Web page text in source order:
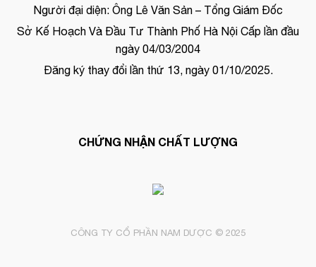
Người đại diện: Ông Lê Văn Sản – Tổng Giám Đốc
Sở Kế Hoạch Và Đầu Tư Thành Phố Hà Nội Cấp lần đầu
ngày 04/03/2004
Đăng ký thay đổi lần thứ 13, ngày 01/10/2025.
CHỨNG NHẬN CHẤT LƯỢNG
CÔNG TY CỔ PHẦN NAM DƯỢC © 2025